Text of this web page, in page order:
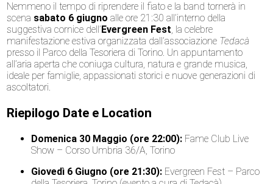
Nemmeno il tempo di riprendere il fiato e la band tornerà in
scena sabato 6 giugno alle ore 21:30 all’interno della
suggestiva cornice dell’ Evergreen Fest, la celebre
manifestazione estiva organizzata dall’associazione Tedacà
presso il Parco della Tesoriera di Torino. Un appuntamento
all’aria aperta che coniuga cultura, natura e grande musica,
ideale per famiglie, appassionati storici e nuove generazioni di
ascoltatori.
Riepilogo Date e Location
Domenica 30 Maggio (ore 22:00): Fame Club Live
Show – Corso Umbria 36/A, Torino
Giovedì 6 Giugno (ore 21:30): Evergreen Fest – Parco